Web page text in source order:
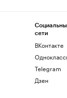
сети
ВКонтакте
Telegram
Дзен